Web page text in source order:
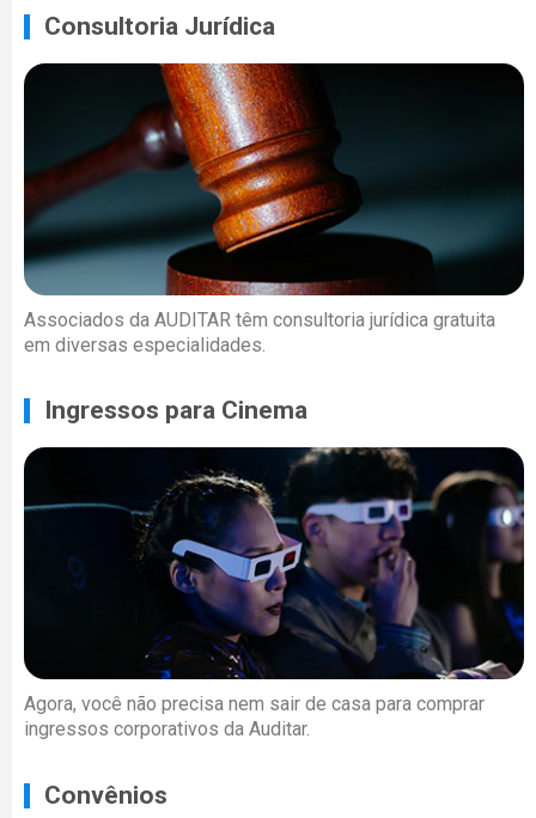
Consultoria Jurídica
Associados da AUDITAR têm consultoria jurídica gratuita
em diversas especialidades.
Ingressos para Cinema
Agora, você não precisa nem sair de casa para comprar
ingressos corporativos da Auditar.
Convênios